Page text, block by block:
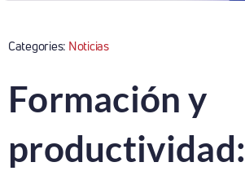
Categories: Noticias
Formación y
productividad: